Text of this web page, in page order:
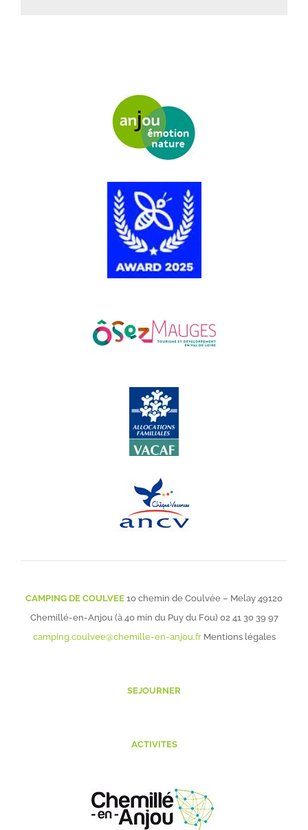
CAMPING DE COULVEE 10 chemin de Coulvée – Melay 49120
Chemillé-en-Anjou (à 40 min du Puy du Fou) 02 41 30 39 97
camping.coulvee@chemille-en-anjou.fr Mentions légales
SEJOURNER
ACTIVITES